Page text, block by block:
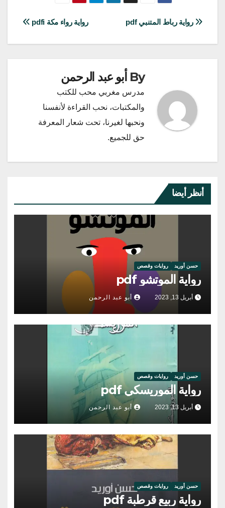
تصفّح
المقالات
رواية رواء مكة pdfi رواية رباط المتنبي pdf
By أبو عبد الرحمن
مدرس مغربي محب للكتب
والمكتبات، نحب القراءة لأنفسنا
ونحبها لغيرنا، تحت شعار المعرفة
حق للجميع.
أنظر أيضا
حسن أوريد روايات وقصص
رواية الموتشو pdf
أبريل 13, 2023 أبو عبد الرحمن
حسن أوريد روايات وقصص
رواية الموريسكي pdf
أبريل 13, 2023 أبو عبد الرحمن
حسن أوريد روايات وقصص
رواية ربيع قرطبة pdf